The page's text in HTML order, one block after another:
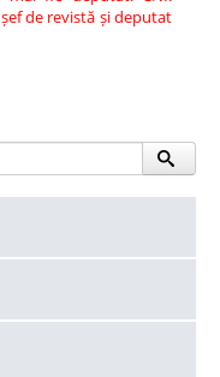
de revistă și deputat